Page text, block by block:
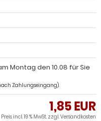
Montag den 10.08 für Sie
Zahlungseingang).
1,85 EUR
Preis incl. 19 % MwSt. zzgl.Versandkosten